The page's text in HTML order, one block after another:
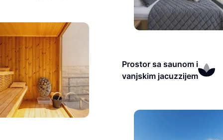
Prostor sa saunom i
vanjskim jacuzzijem